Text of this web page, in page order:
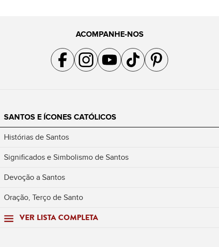
ACOMPANHE-NOS
Acompanhe a gente no Facebook
Acompanhe a gente no Instagram
Acompanhe a gente no YouTube
Acompanhe a gente no TikTok
Acompanhe a gente no
SANTOS E ÍCONES CATÓLICOS
Histórias de Santos
Significados e Simbolismo de Santos
Devoção a Santos
Oração, Terço de Santo
VER LISTA COMPLETA